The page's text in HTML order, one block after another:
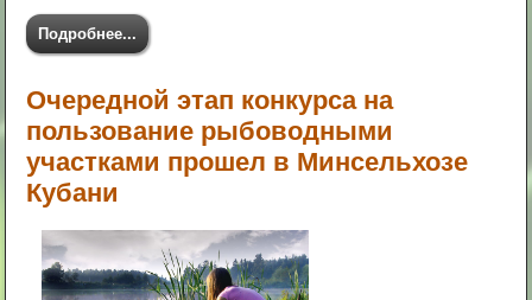
Подробнее...
Очередной этап конкурса на
пользование рыбоводными
участками прошел в Минсельхозе
Кубани